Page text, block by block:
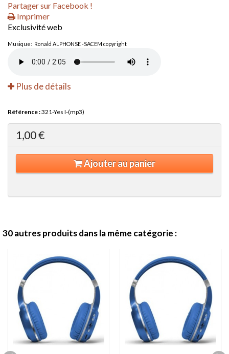
Partager sur Facebook !
Imprimer
Exclusivité web
Musique: Ronald ALPHONSE -SACEM copyright
Plus de détails
Référence :321-Yes I-(mp3)
1,00 €
Ajouter au panier
30 autres produits dans la même catégorie :